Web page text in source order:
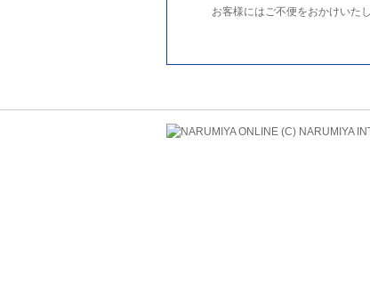
お客様にはご不便をおかけいた